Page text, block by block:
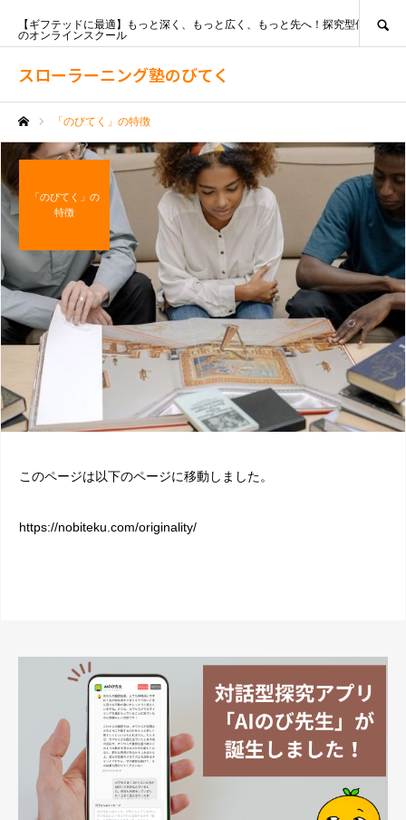
スローラーニング塾のびてく
【ギフテッドに最適】もっと深く、もっと広く、もっと先へ！探究型個別指導
のオンラインスクール
「のびてく」の特徴
「のびてく」の
特徴
このページは以下のページに移動しました。
https://nobiteku.com/originality/